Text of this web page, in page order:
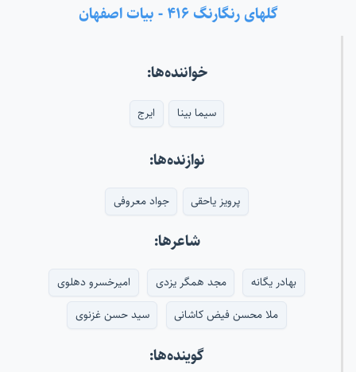
گلهای رنگارنگ ۴۱۶ - بیات اصفهان
خواننده‌ها:
سیما بینا ایرج
نوازنده‌ها:
پرویز یاحقی جواد معروفی
شاعرها:
بهادر یگانه مجد همگر یزدی
امیرخسرو دهلوی
ملا محسن فیض کاشانی
سید حسن غزنوی
گوینده‌ها: